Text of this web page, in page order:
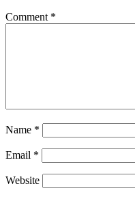
Comment *
Name *
Email *
Website